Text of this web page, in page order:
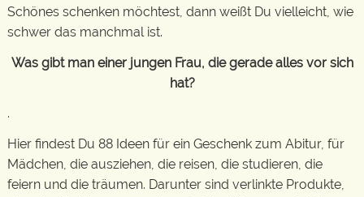
Schönes schenken möchtest, dann weißt Du vielleicht, wie
schwer das manchmal ist.
Was gibt man einer jungen Frau, die gerade alles vor sich
hat?
.
Hier findest Du 88 Ideen für ein Geschenk zum Abitur, für
Mädchen, die ausziehen, die reisen, die studieren, die
feiern und die träumen. Darunter sind verlinkte Produkte,